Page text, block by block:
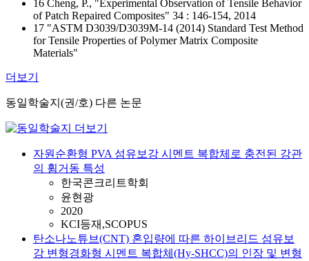
16 Cheng, P., "Experimental Observation of Tensile Behavior
of Patch Repaired Composites" 34 : 146-154, 2014
17 "ASTM D3039/D3039M-14 (2014) Standard Test Method
for Tensile Properties of Polymer Matrix Composite
Materials"
더보기
동일학술지(권/호) 다른 논문
자원순환형 PVA 섬유보강 시멘트 복합체로 충전된 강관
의 휨거동 특성
한국콘크리트학회
윤현광
2020
KCI등재,SCOPUS
탄소나노튜브(CNT) 혼입량에 따른 하이브리드 섬유보
강 변형경화형 시멘트 복합체(Hy-SHCC)의 인장 및 변형